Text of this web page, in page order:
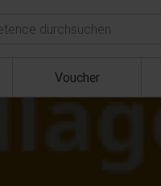
Voucher